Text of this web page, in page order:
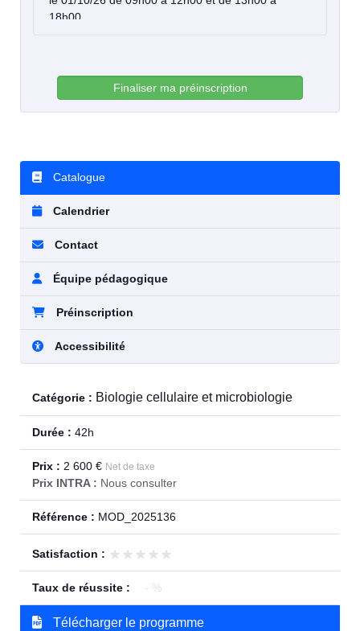
18h00
Finaliser ma préinscription
Catalogue
Calendrier
Contact
Équipe pédagogique
Préinscription
Accessibilité
Catégorie : Biologie cellulaire et microbiologie
Durée : 42h
Prix : 2 600 € Net de taxe
Prix INTRA : Nous consulter
Référence : MOD_2025136
Satisfaction : ★★★★★
★★★★★
Taux de réussite : - %
Télécharger le programme